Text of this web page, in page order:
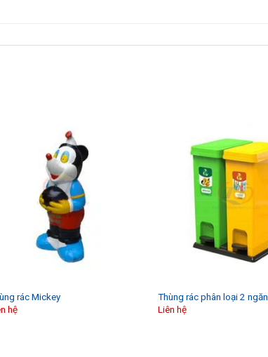
rác Mickey
hệ
Thùng rác phân loại 2 ngăn
Liên hệ